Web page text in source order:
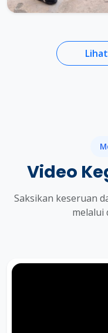
Video
Saksikan keseruan
melalui